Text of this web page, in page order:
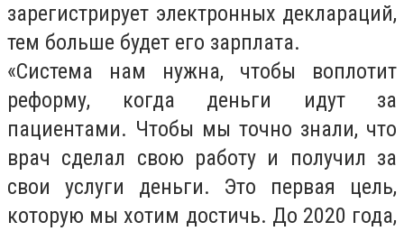
зарегистрирует электронных деклараций,
тем больше будет его зарплата.
«Система нам нужна, чтобы воплотит
реформу, когда деньги идут за
пациентами. Чтобы мы точно знали, что
врач сделал свою работу и получил за
свои услуги деньги. Это первая цель,
которую мы хотим достичь. До 2020 года,